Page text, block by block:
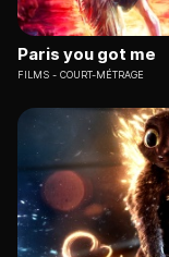
Paris you got me
FILMS COURT-MÉTRAGE